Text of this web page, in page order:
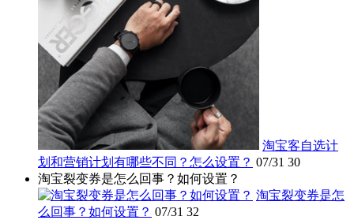
淘宝客自选计
划和营销计划有哪些不同？怎么设置？ 07/31 30
淘宝裂变券是怎么回事？如何设置？
淘宝裂变券是怎
么回事？如何设置？ 07/31 32